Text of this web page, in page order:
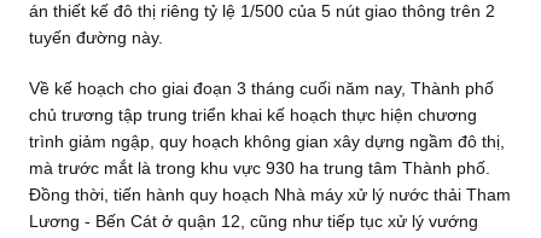
án thiết kế đô thị riêng tỷ lệ 1/500 của 5 nút giao thông trên 2
tuyến đường này.
Về kế hoạch cho giai đoạn 3 tháng cuối năm nay, Thành phố
chủ trương tập trung triển khai kế hoạch thực hiện chương
trình giảm ngập, quy hoạch không gian xây dựng ngầm đô thị,
mà trước mắt là trong khu vực 930 ha trung tâm Thành phố.
Đồng thời, tiến hành quy hoạch Nhà máy xử lý nước thải Tham
Lương - Bến Cát ở quận 12, cũng như tiếp tục xử lý vướng